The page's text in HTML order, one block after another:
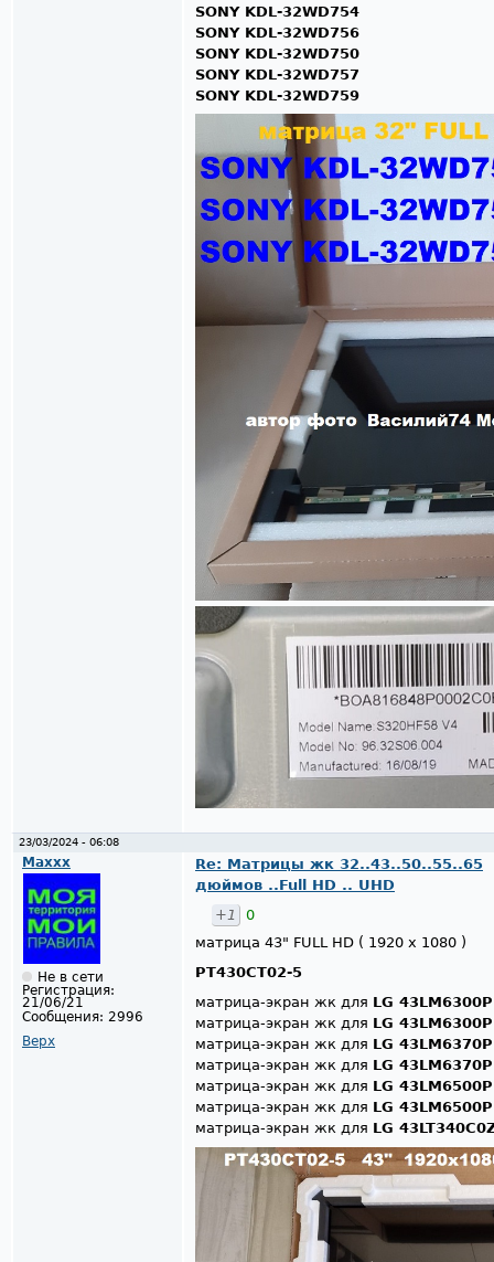
SONY KDL-32WD754
SONY KDL-32WD756
SONY KDL-32WD750
SONY KDL-32WD757
SONY KDL-32WD759
23/03/2024 - 06:08
Maxxx
Не в сети
Регистрация:
21/06/21
Сообщения: 2996
Верх
Re: Матрицы жк 32..43..50..55..65
дюймов ..Full HD .. UHD
+1
0
матрица 43" FULL HD ( 1920 x 1080 )
PT430CT02-5
матрица-экран жк для LG
матрица-экран жк для LG
матрица-экран жк для LG
матрица-экран жк для LG
матрица-экран жк для LG
матрица-экран жк для LG
матрица-экран жк для LG